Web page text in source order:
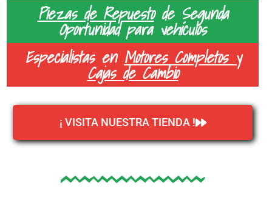
Piezas de Repuestode Segunda
Oportunidad para vehículos
Especialistas en Motores Completos y
Cajas de Cambio
¡ VISITA NUESTRA TIENDA !